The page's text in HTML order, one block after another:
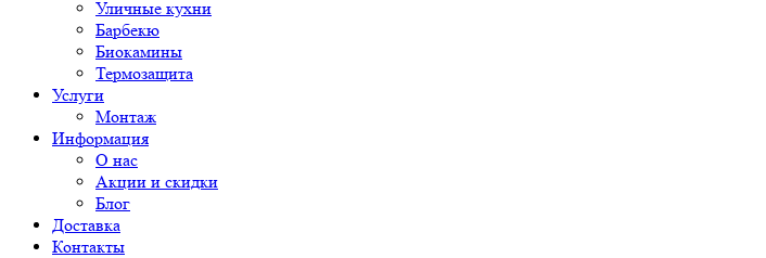
Уличные кухни
Барбекю
Биокамины
Термозащита
Услуги
Монтаж
Информация
О нас
Акции и скидки
Блог
Доставка
Контакты